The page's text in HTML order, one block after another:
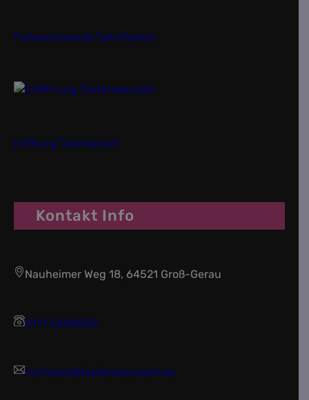
Probewochenende TastenTandem
Eröffnung Tastenkarusell
Kontakt Info
Nauheimer Weg 18, 64521 Groß-Gerau
0171 5468820
michaela@tastenkarussell.de